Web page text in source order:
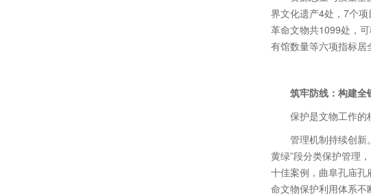
界文化遗产4处，7个
革命文物共1099处，
有馆数量等六项指标居
筑牢防线：构建全
保护是文物工作的
管理机制持续创新
黄绿”段分类保护管理
十佳案例，曲阜孔庙
命文物保护利用体系